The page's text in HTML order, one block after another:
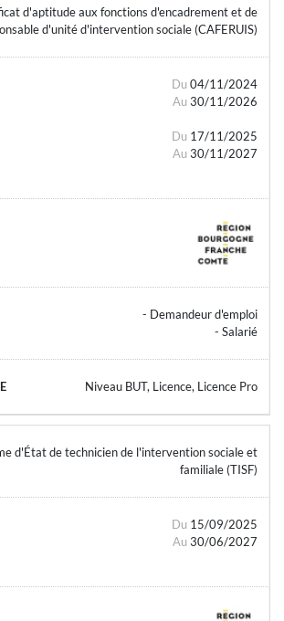
d'aptitude aux fonctions d'encadrement et de
d'unité d'intervention sociale (CAFERUIS)
Du 04/11/2024
Au 30/11/2026
Du 17/11/2025
Au 30/11/2027
- Demandeur d'emploi
- Salarié
Niveau BUT, Licence, Licence Pro
d'État de technicien de l'intervention sociale et
familiale (TISF)
Du 15/09/2025
Au 30/06/2027